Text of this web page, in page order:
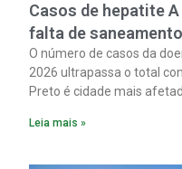
Casos de hepatite
falta de
O número de casos da
2026 ultrapassa o total
Preto é cidade mais
Leia mais »